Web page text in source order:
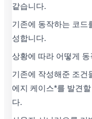
같습니다.
기존에 동작하는 코드
성합니다.
상황에 따라 어떻게
기존에 작성해준 조건
에지 케이스*를 발견
다.